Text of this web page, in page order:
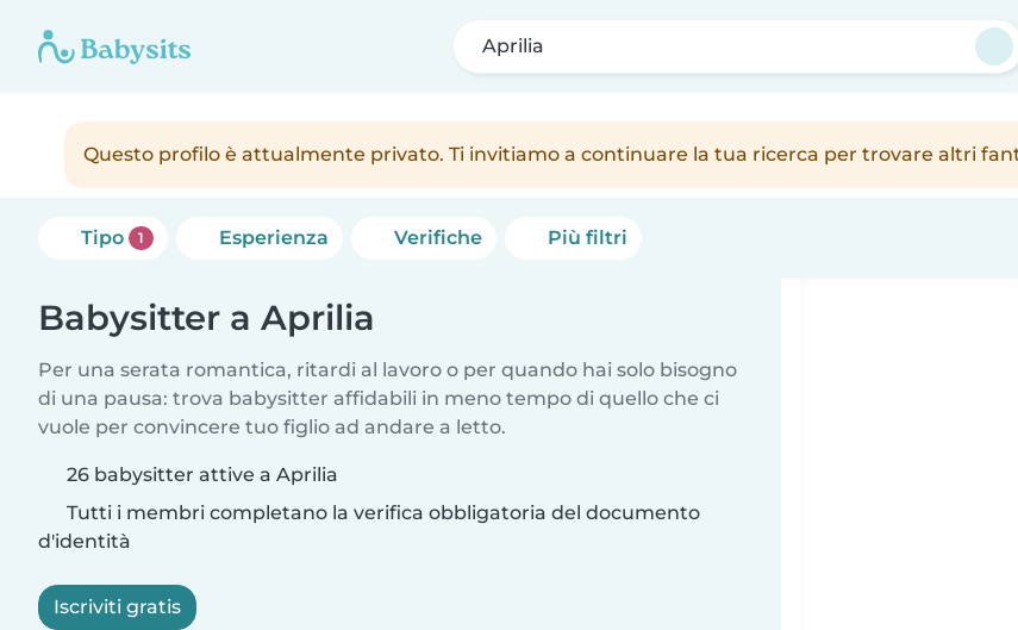
Aprilia
Questo profilo è attualmente privato. Ti invitiamo a continuare la tua ricerca per trovare altri
Tipo 1 Esperienza Verifiche Più filtri
Babysitter a Aprilia
Per una serata romantica, ritardi al lavoro o per quando hai solo bisogno
di una pausa: trova babysitter affidabili in meno tempo di quello che ci
vuole per convincere tuo figlio ad andare a letto.
26 babysitter attive a Aprilia
Tutti i membri completano la verifica obbligatoria del documento
d'identità
Iscriviti gratis